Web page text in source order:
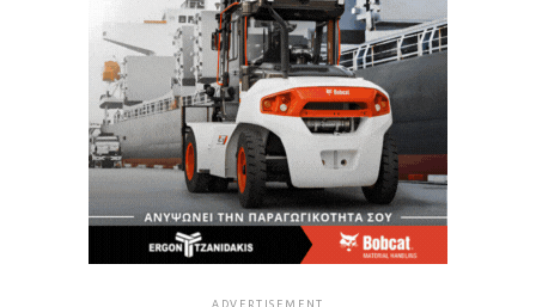
ADVERTISEMENT